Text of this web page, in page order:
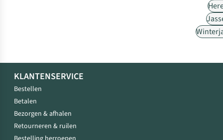
KLANTENSERVICE
Bestellen
Betalen
Bezorgen & afhalen
Retourneren & ruilen